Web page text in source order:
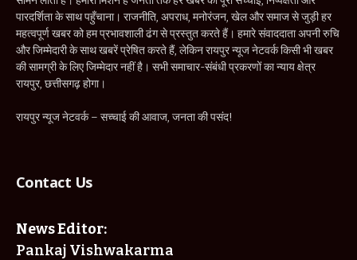
पारदर्शिता के साथ पहुँचाना। राजनीति, अपराध, मनोरंजन, खेल और समाज से जुड़ी हर
महत्वपूर्ण खबर को हम प्रभावशाली ढंग से प्रस्तुत करते हैं। हमारे संवाददाता अपनी रुचि
और जिम्मेदारी के साथ खबरें प्रेषित करते हैं, लेकिन रायपुर न्यूज नेटवर्क किसी भी खबर
की सामग्री के लिए जिम्मेदार नहीं है। सभी समाचार-संबंधी प्रकरणों का न्याय क्षेत्र
रायपुर, छत्तीसगढ़ होगा।
रायपुर न्यूज नेटवर्क – सच्चाई की आवाज, जनता की पसंद!
Contact Us
News Editor:
Pankaj Vishwakarma